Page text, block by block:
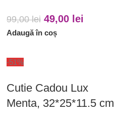
99,00lei 49,00 lei
Adaugă în coș
-51%
Cutie Cadou Lux
Menta, 32*25*11.5 cm